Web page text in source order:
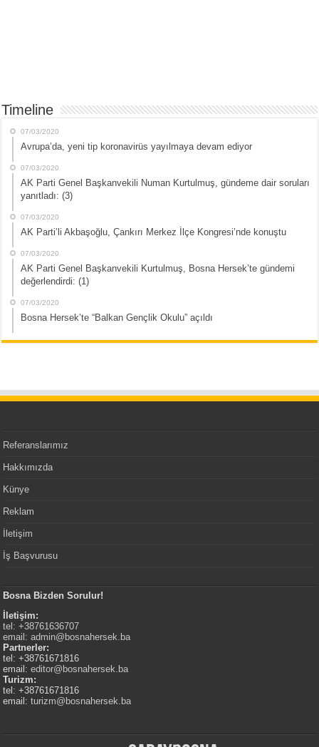
Timeline
07/03/2020
Avrupa’da, yeni tip koronavirüs yayılmaya devam ediyor
07/03/2020
AK Parti Genel Başkanvekili Numan Kurtulmuş, gündeme dair soruları
yanıtladı: (3)
07/03/2020
AK Parti’li Akbaşoğlu, Çankırı Merkez İlçe Kongresi’nde konuştu
07/03/2020
AK Parti Genel Başkanvekili Kurtulmuş, Bosna Hersek’te gündemi
değerlendirdi: (1)
07/03/2020
Bosna Hersek’te “Balkan Gençlik Okulu” açıldı
Referanslarımız
Hakkımızda
Künye
Reklam
İletişim
İş Başvurusu
Bosna Bizden Sorulur!
İletişim:
tel: +38761636707
email:admin@bosnahersek.ba
Partnerler:
tel: +38761671816
email:editor@bosnahersek.ba
Turizm:
tel: +38761671816
email:turizm@bosnahersek.ba